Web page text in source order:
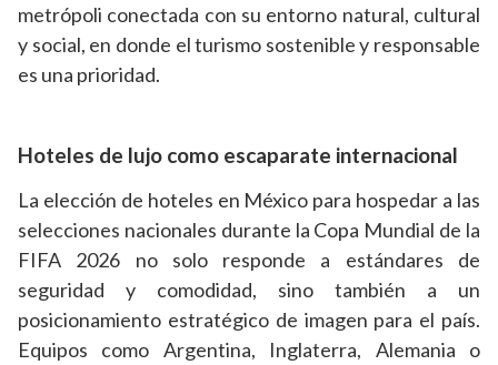
metrópoli conectada con su entorno natural, cultural
y social, en donde el turismo sostenible y responsable
es una prioridad.
Hoteles de lujo como escaparate internacional
La elección de hoteles en México para hospedar a las
selecciones nacionales durante la Copa Mundial de la
FIFA 2026 no solo responde a estándares de
seguridad y comodidad, sino también a un
posicionamiento estratégico de imagen para el país.
Equipos como Argentina, Inglaterra, Alemania o